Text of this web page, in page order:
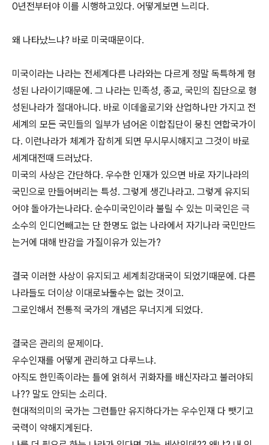
0년전부터야 이를 시행하고있다. 어떻게보면 느리다.
왜 나타났느냐? 바로 미국때문이다.
미국이라는 나라는 전세계다른 나라와는 다르게 정말 독특하게 형
성된 나라이기때문에. 그 나라는 민족성, 종교, 국민의 집단으로 형
성된나라가 절대아니다. 바로 이데올로기와 산업하나만 가지고 전
세계의 모든 국민들의 일부가 넘어온 이합집단이 뭉친 연합국가이
다. 이런나라가 체계가 잡히게 되면 무시무시해지고 그것이 바로
세계대전때 드러났다.
미국의 사상은 간단하다. 우수한 인재가 있으면 바로 자기나라의
국민으로 만들어버리는 특성. 그렇게 생긴나라고. 그렇게 유지되
어야 돌아가는나라다. 순수미국인이라 불릴 수 있는 미국인은 극
소수의 인디언빼고는 단 한명도 없는 나라에서 자기나라 국민만드
는거에 대해 반감을 가질이유가 있는가?
결국 이러한 사상이 유지되고 세계최강대국이 되었기때문에. 다른
나라들도 더이상 이대로놔둘수는 없는 것이고.
그로인해서 전통적 국가의 개념은 무너지게 되었다.
결국은 관리의 문제이다.
우수인재를 어떻게 관리하고 다루느냐.
아직도 한민족이라는 틀에 얽혀서 귀화자를 배신자라고 불러야되
나?? 말도 안되는 소리다.
현대적의미의 국가는 그런틀만 유지하다가는 우수인재 다 뺏기고
국력이 약해지게된다.